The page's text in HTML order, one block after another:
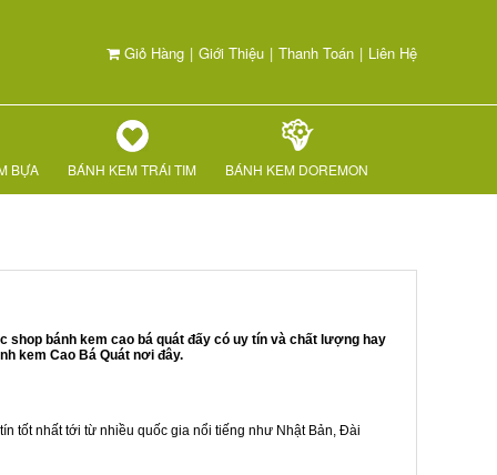
Giỏ Hàng | Giới Thiệu | Thanh Toán | Liên Hệ
BỰA BÁNH KEM TRÁI TIM BÁNH KEM DOREMON
shop bánh kem cao bá quát đấy có uy tín và chất lượng hay
kem Cao Bá Quát nơi đây.
tốt nhất tới từ nhiều quốc gia nổi tiếng như Nhật Bản, Đài